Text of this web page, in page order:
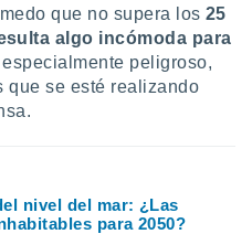
que no supera los 25
algo incómoda para
peligroso,
que se esté realizando
nivel del mar: ¿Las
para 2050?